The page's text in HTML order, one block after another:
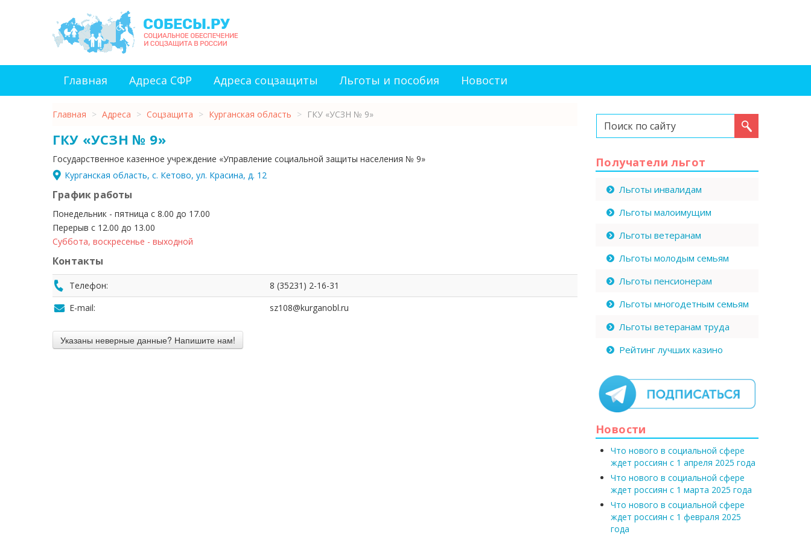
Главная Адреса СФР Адреса соцзащиты Льготы и пособия Новости
Главная > Адреса > Соцзащита > Курганская область > ГКУ «УСЗН № 9»
ГКУ «УСЗН № 9»
Государственное казенное учреждение «Управление социальной защиты населения № 9»
Курганская область, с. Кетово, ул. Красина, д. 12
График работы
Понедельник - пятница с 8.00 до 17.00
Перерыв с 12.00 до 13.00
Суббота, воскресенье - выходной
Контакты
Телефон:
8 (35231) 2-16-31
E-mail:
sz108@kurganobl.ru
Искать...
Получатели льгот
Льготы инвалидам
Льготы малоимущим
Льготы ветеранам
Льготы молодым семьям
Льготы пенсионерам
Льготы многодетным семьям
Льготы ветеранам труда
Рейтинг лучших казино
Новости
Что нового в социальной сфере
ждет россиян с 1 апреля 2025 года
Что нового в социальной сфере
ждет россиян с 1 марта 2025 года
Что нового в социальной сфере
ждет россиян с 1 февраля 2025
года